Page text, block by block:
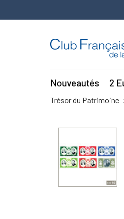
Nouveautés 2
Trésor du Patrimoine